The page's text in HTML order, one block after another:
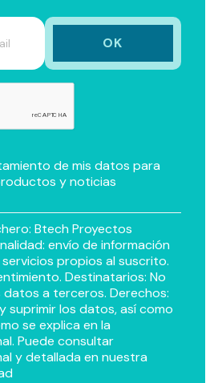
de mis datos para
y noticias
Btech Proyectos
envío de información
propios al suscrito.
Destinatarios: No
datos a terceros. Derechos:
suprimir los datos, así como
se explica en la
Puede consultar
y detallada en nuestra